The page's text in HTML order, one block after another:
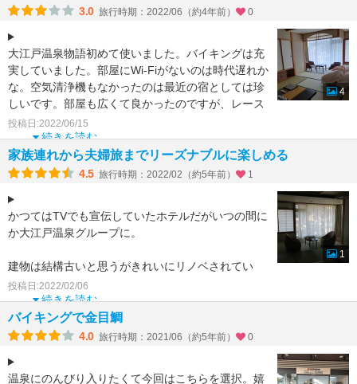
3.0 旅行時期：2022/06（約4年前） 0
大江戸温泉物語初めて使いました。バイキングは充
実していました。部屋にWi-Fiがないのは時代遅れか
な。空気清浄機もなかったのは最近の宿としては珍
しいです。部屋も広くて良かったのですが、レース
のカーテン
続きを読む
投稿日:2022/06/15
4
家族連れから夫婦旅までリーズナブルに楽しめる
4.5 旅行時期：2022/02（約5年前） 1
かつてはTVでも宣伝していたホテルだがいつの間に
か大江戸温泉グループに。
建物は結構古いと思うがきれいにリノベされてい
る。
お風呂は2か所にありそれぞれ内湯と露天完備。大
規模旅館なので時間帯に
続きを読む
投稿日:2022/02/06
1
バイキングで金目鯛
4.0 旅行時期：2021/06（約5年前） 0
温泉にのんびり入りたくて今回はこちらを選択。嬉